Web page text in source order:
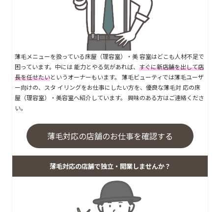
薄毛メニューを扱っている床屋（理容室）・美 容室はどこも人材不足で
困っています。中には 能力とやる気があれば、 すぐに新店舗を出して店
長を任せたいというオーナーもいます。 薄毛ビューティでは薄毛ユーザ
ー向けの、スタ イリングをお仕事にしたい方を、優良な薄毛対 応の床
屋（理容室）・美容室へ紹介しています。 興味のある方はご連絡くださ
い。
薄毛対応の店舗のお仕事を確認する
薄毛対応の店舗で独立・開業しませんか？